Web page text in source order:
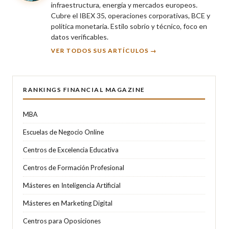
infraestructura, energía y mercados europeos.
Cubre el IBEX 35, operaciones corporativas, BCE y
política monetaria. Estilo sobrio y técnico, foco en
datos verificables.
VER TODOS SUS ARTÍCULOS →
RANKINGS FINANCIAL MAGAZINE
MBA
Escuelas de Negocio Online
Centros de Excelencia Educativa
Centros de Formación Profesional
Másteres en Inteligencia Artificial
Másteres en Marketing Digital
Centros para Oposiciones